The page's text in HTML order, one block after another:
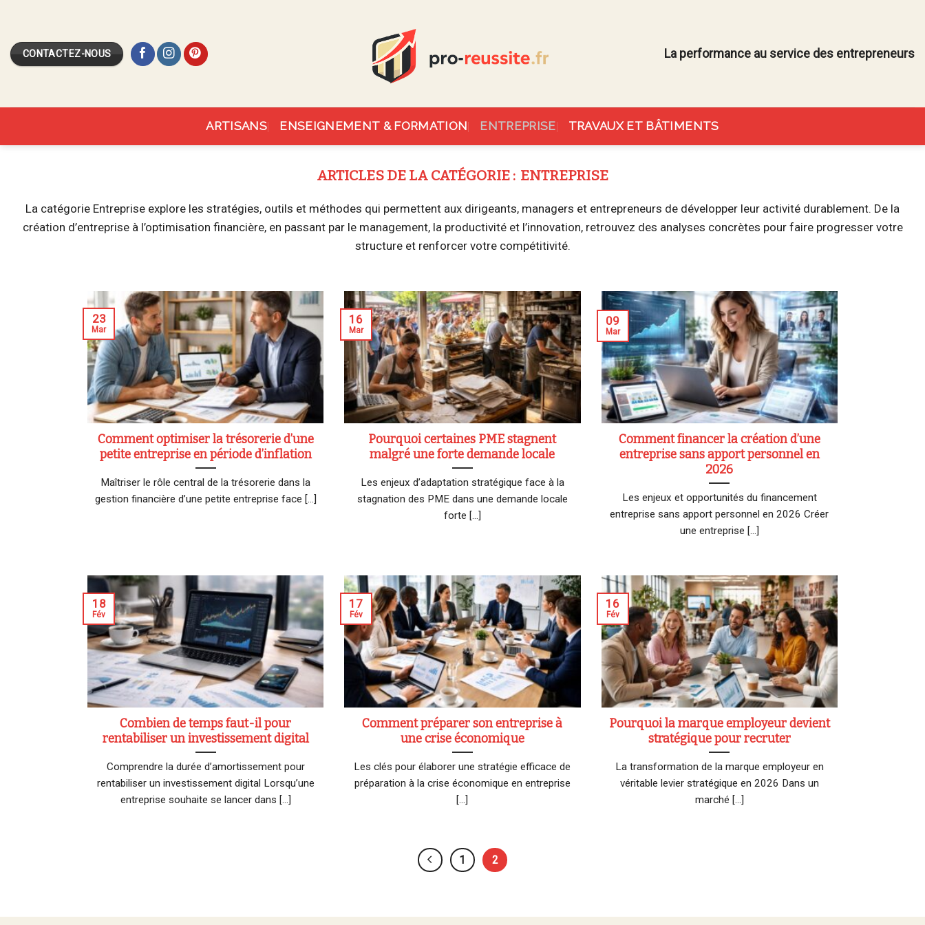
content
CONTACTEZ-NOUS La performance au service des entrepreneurs
ARTISANS ENSEIGNEMENT & FORMATION ENTREPRISE TRAVAUX ET BÂTIMENTS
ENTREPRISE
La catégorie Entreprise explore les stratégies, outils et méthodes qui permettent aux dirigeants, managers et entrepreneurs de développer leur activité durablement. De la
création d’entreprise à l’optimisation financière, en passant par le management, la productivité et l’innovation, retrouvez des analyses concrètes pour faire progresser votre
structure et renforcer votre compétitivité.
Comment optimiser la trésorerie d’une
petite entreprise en période d’inflation
Maîtriser le rôle central de la trésorerie dans la
gestion financière d’une petite entreprise face [...]
23
Mar
Pourquoi certaines PME stagnent
malgré une forte demande locale
Les enjeux d’adaptation stratégique face à la
stagnation des PME dans une demande locale
forte [...]
16
Mar
Comment financer la création d’une
entreprise sans apport personnel en
2026
Les enjeux et opportunités du financement
entreprise sans apport personnel en 2026 Créer
une entreprise [...]
09
Mar
Combien de temps faut-il pour
rentabiliser un investissement digital
Comprendre la durée d’amortissement pour
rentabiliser un investissement digital Lorsqu’une
entreprise souhaite se lancer dans [...]
18
Fév
Comment préparer son entreprise à
une crise économique
Les clés pour élaborer une stratégie efficace de
préparation à la crise économique en entreprise
[...]
17
Fév
Pourquoi la marque employeur devient
stratégique pour recruter
La transformation de la marque employeur en
véritable levier stratégique en 2026 Dans un
marché [...]
16
Fév
1 2